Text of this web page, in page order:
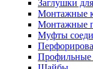
Заглушки
Монтажные
Монтажные
Муфты
Профильные